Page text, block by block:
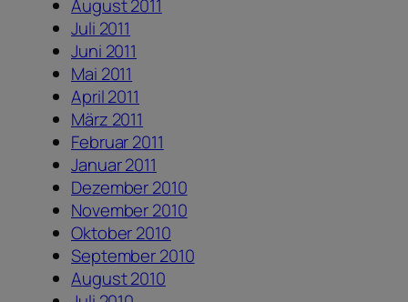
August 2011
Juli 2011
Juni 2011
Mai 2011
April 2011
März 2011
Februar 2011
Januar 2011
Dezember 2010
November 2010
Oktober 2010
September 2010
August 2010